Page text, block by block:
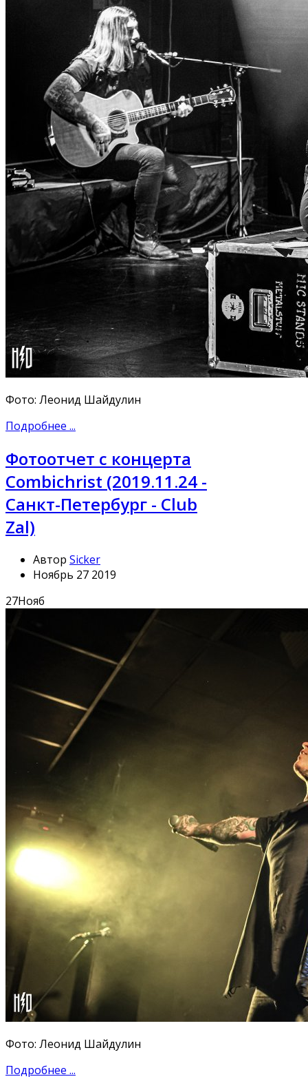
Фото: Леонид Шайдулин
Подробнее ...
Фотоотчет с концерта
Combichrist (2019.11.24 -
Санкт-Петербург - Club
Zal)
Автор Sicker
Ноябрь 27 2019
27Нояб
Фото: Леонид Шайдулин
Подробнее ...